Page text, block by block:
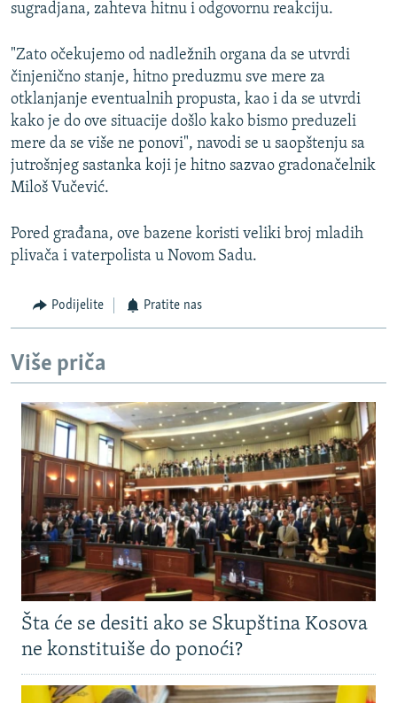
sugradjana, zahteva hitnu i odgovornu reakciju.
"Zato očekujemo od nadležnih organa da se utvrdi
činjenično stanje, hitno preduzmu sve mere za
otklanjanje eventualnih propusta, kao i da se utvrdi
kako je do ove situacije došlo kako bismo preduzeli
mere da se više ne ponovi", navodi se u saopštenju sa
jutrošnjeg sastanka koji je hitno sazvao gradonačelnik
Miloš Vučević.
Pored građana, ove bazene koristi veliki broj mladih
plivača i vaterpolista u Novom Sadu.
Podijelite Pratite nas
Više priča
Šta će se desiti ako se Skupština Kosova
ne konstituiše do ponoći?